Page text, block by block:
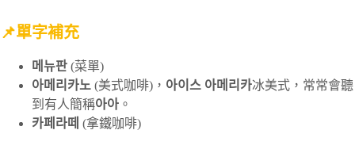
📌單字補充
메뉴판 (菜單)
아메리카노 (美式咖啡)， 아이스 아메리카冰美式，常常會聽
到有人簡稱아아 。
카페라떼 (拿鐵咖啡)